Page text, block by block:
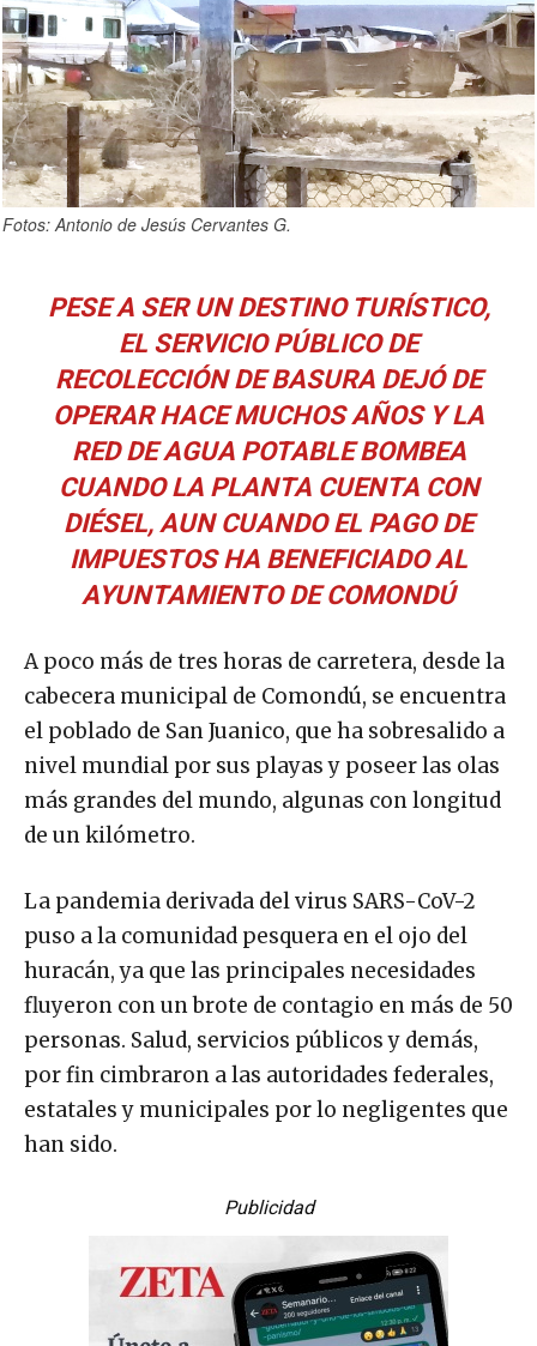
Fotos: Antonio de Jesús Cervantes G.
PESE A SER UN DESTINO TURÍSTICO,
EL SERVICIO PÚBLICO DE
RECOLECCIÓN DE BASURA DEJÓ DE
OPERAR HACE MUCHOS AÑOS Y LA
RED DE AGUA POTABLE BOMBEA
CUANDO LA PLANTA CUENTA CON
DIÉSEL, AUN CUANDO EL PAGO DE
IMPUESTOS HA BENEFICIADO AL
AYUNTAMIENTO DE COMONDÚ
A poco más de tres horas de carretera, desde la
cabecera municipal de Comondú, se encuentra
el poblado de San Juanico, que ha sobresalido a
nivel mundial por sus playas y poseer las olas
más grandes del mundo, algunas con longitud
de un kilómetro.
La pandemia derivada del virus SARS-CoV-2
puso a la comunidad pesquera en el ojo del
huracán, ya que las principales necesidades
fluyeron con un brote de contagio en más de 50
personas. Salud, servicios públicos y demás,
por fin cimbraron a las autoridades federales,
estatales y municipales por lo negligentes que
han sido.
Publicidad